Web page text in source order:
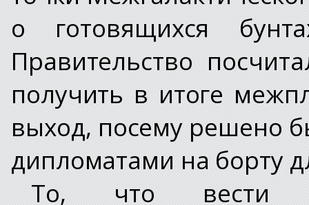
о готовящихся
Правительство
получить в итоге
выход, посему решено
дипломатами на борту
То, что вести